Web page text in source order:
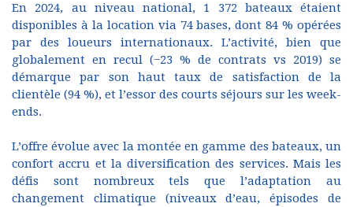
En 2024, au niveau national, 1 372 bateaux étaient
disponibles à la location via 74 bases, dont 84 % opérées
par des loueurs internationaux. L’activité, bien que
globalement en recul (−23 % de contrats vs 2019) se
démarque par son haut taux de satisfaction de la
clientèle (94 %), et l’essor des courts séjours sur les week-
ends.
L’offre évolue avec la montée en gamme des bateaux, un
confort accru et la diversification des services. Mais les
défis sont nombreux tels que l’adaptation au
changement climatique (niveaux d’eau, épisodes de